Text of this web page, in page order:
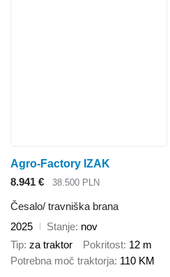
Agro-Factory IZAK
8.941 €
38.500 PLN
Česalo/ travniška brana
2025
Stanje nov
Tip za traktor Pokritost 12 m
Potrebna moč traktorja 110 KM